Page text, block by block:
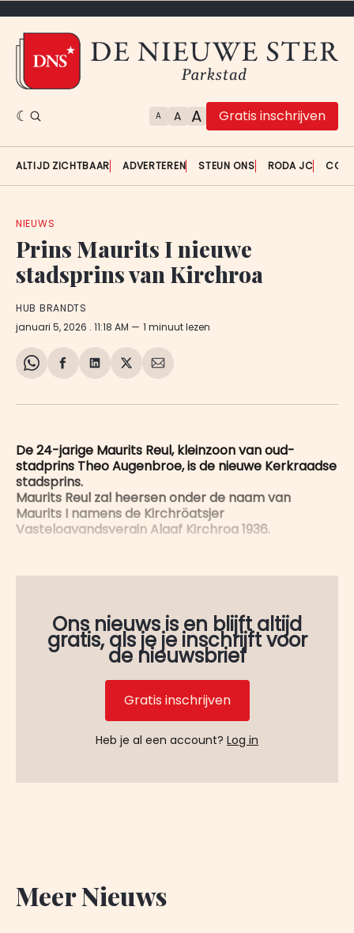
A A A Gratis inschrijven
ALTIJD ZICHTBAAR ADVERTEREN STEUN ONS RODA JC
NIEUWS
Prins Maurits I nieuwe
stadsprins van Kirchroa
HUB BRANDTS
januari 5, 2026 . 11:18 AM 1 minuut lezen
Share
WhatsApp
Delen
Facebook
Delen
LinkedIn
Share
X
Deel
E-
De 24-jarige Maurits Reul, kleinzoon van oud-
stadprins Theo Augenbroe, is de nieuwe Kerkraadse
stadsprins.
Maurits Reul zal heersen onder de naam van
Maurits I namens de Kirchröatsjer
Vasteloavandsverain Alaaf Kirchroa 1936.
Ons nieuws is en blijft altijd
gratis, als je je inschrijft voor
de nieuwsbrief
Gratis inschrijven
Heb je al een account? Log in
Meer Nieuws